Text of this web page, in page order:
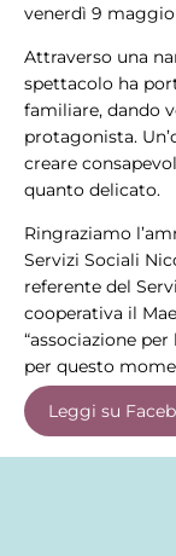
venerdì 9 maggio
Attraverso una
spettacolo ha
familiare, dando
protagonista.
creare
quanto delicato.
Ringraziamo
Servizi Sociali
referente del
cooperativa il
“associazione
per questo
Leggi su